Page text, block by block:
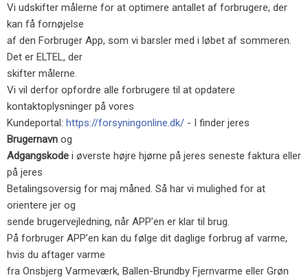
Vi udskifter målerne for at optimere antallet af forbrugere, der
kan få fornøjelse
af den Forbruger App, som vi barsler med i løbet af sommeren.
Det er ELTEL, der
skifter målerne.
Vi vil derfor opfordre alle forbrugere til at opdatere
kontaktoplysninger på vores
Kundeportal: https://forsyningonline.dk/- I finder jeres
Brugernavnog
Adgangskodei øverste højre hjørne på jeres seneste faktura eller
på jeres
Betalingsoversig for maj måned. Så har vi mulighed for at
orientere jer og
sende brugervejledning, når APP’en er klar til brug.
På forbruger APP’en kan du følge dit daglige forbrug af varme,
hvis du aftager varme
fra Onsbjerg Varmeværk, Ballen-Brundby Fjernvarme eller Grøn